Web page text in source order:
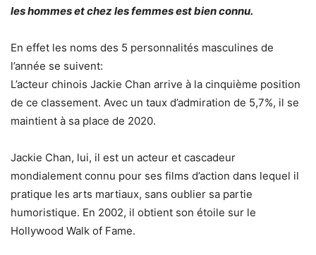
les hommes et chez les femmes est bien connu.
En effet les noms des 5 personnalités masculines de
l’année se suivent:
L’acteur chinois Jackie Chan arrive à la cinquième position
de ce classement. Avec un taux d’admiration de 5,7%, il se
maintient à sa place de 2020.
Jackie Chan, lui, il est un acteur et cascadeur
mondialement connu pour ses films d’action dans lequel il
pratique les arts martiaux, sans oublier sa partie
humoristique. En 2002, il obtient son étoile sur le
Hollywood Walk of Fame.